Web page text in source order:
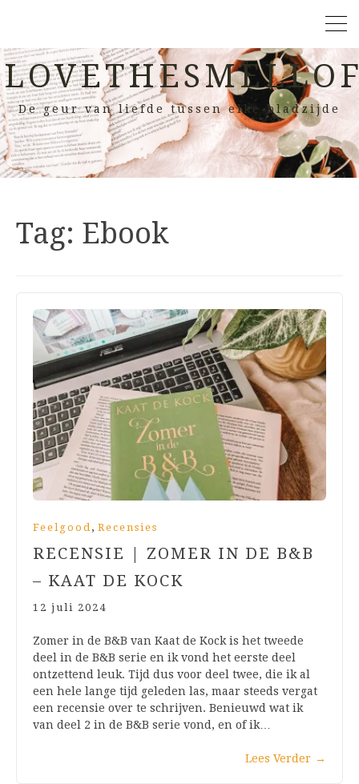
De geur van liefde tussen elke bladzijde
Tag: Ebook
Feelgood , Recensies
RECENSIE | ZOMER IN DE B&B
– KAAT DE KOCK
12 juli 2024
Zomer in de B&B van Kaat de Kock is het tweede
deel in de B&B serie en ik vond het eerste deel
ontzettend leuk. Tijd dus voor deel twee, die ik al
een hele lange tijd geleden las, maar steeds vergat
een recensie over te schrijven. Benieuwd wat ik
van deel 2 in de B&B serie vond, en of ik…
Lees Verder →